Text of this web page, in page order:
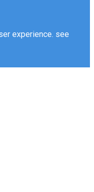
experience. see